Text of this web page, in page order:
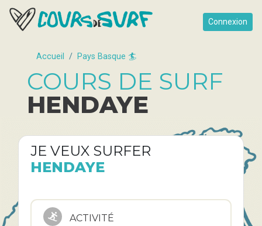
Connexion
Accueil Pays Basque 🏄
COURS DE SURF
HENDAYE
JE VEUX SURFER
HENDAYE
ACTIVITÉ